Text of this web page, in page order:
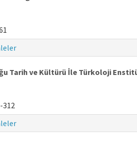
Tarih ve Kültürü İle Türkoloji
312